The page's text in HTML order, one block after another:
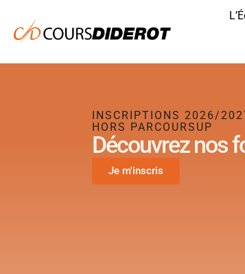
contenu
INSCRIPTIONS 2026/
HORS PARCOURSUP
Découvrez
Je m'inscris